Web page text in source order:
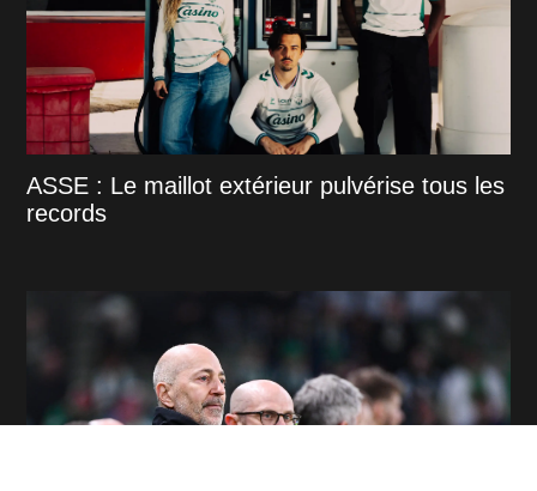
ASSE : Le maillot extérieur pulvérise tous les
records